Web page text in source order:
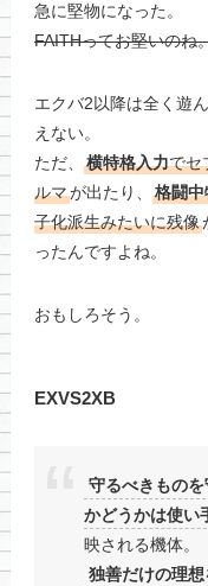
急に堅物になった。
FAITHってお堅いのね
エクバ2以降は全く遊
えない。
ただ、
横特格入力でセ
ルマが出たり、 格闘
子化派生みたいに残像
ったんですよね。
おもしろそう。
EXVS2XB
守るべきもの
かどうかは使い
映される機体。
独善だけの理